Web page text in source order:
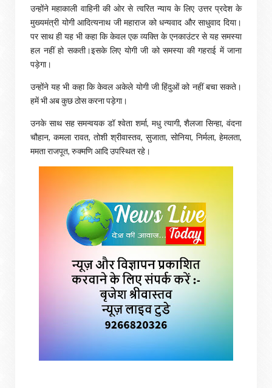
उन्होंने महाकाली वाहिनी की ओर से त्वरित न्याय के लिए उत्तर प्रदेश के
मुख्यमंत्री योगी आदित्यनाथ जी महाराज को धन्यवाद और साधुवाद दिया।
पर साथ ही यह भी कहा कि केवल एक व्यक्ति के एनकाउंटर से यह समस्या
हल नहीं हो सकती।इसके लिए योगी जी को समस्या की गहराई में जाना
पड़ेगा।
उन्होंने यह भी कहा कि केवल अकेले योगी जी हिंदुओं को नहीं बचा सकते।
हमें भी अब कुछ ठोस करना पड़ेगा।
उनके साथ सह समन्वयक डॉ श्वेता शर्मा, मधु त्यागी, शैलजा सिन्हा, वंदना
चौहान, कमला रावत, तोशी श्रीवास्तव, सुजाता, सोनिया, निर्मला, हेमलता,
ममता राजपूत, रुक्मणि आदि उपस्थित रहे।